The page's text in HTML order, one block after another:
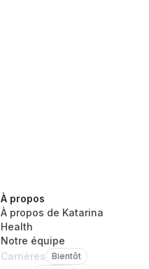
À propos
À propos de Katarina
Health
Notre équipe
Carrières
Bientôt